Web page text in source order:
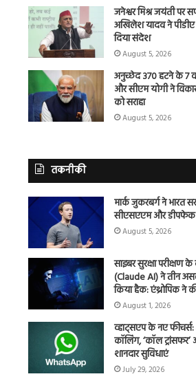
जनेश्वर मिश्र जयंती पर
अखिलेश यादव ने पीडीए
दिया संदेश
August 5, 2026
अनुच्छेद 370 हटने के 7
और सीएम योगी ने
को सराहा
August 5, 2026
तकनीकी
मार्क जुकरबर्ग ने भारत
सीएसएएम और
August 5, 2026
साइबर सुरक्षा परीक्षण
(Claude AI) ने तीन
किया हैक: एंथ्रोपिक ने
August 1, 2026
व्हाट्सएप के नए फीचर्स:
कॉलिंग, ‘कॉल
शानदार सुविधाएं
July 29, 2026